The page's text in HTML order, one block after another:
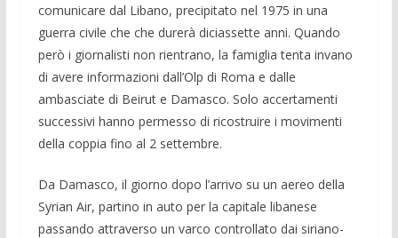
comunicare dal Libano, precipitato nel 1975 in una
guerra civile che che durerà diciassette anni. Quando
però i giornalisti non rientrano, la famiglia tenta invano
di avere informazioni dall’Olp di Roma e dalle
ambasciate di Beirut e Damasco. Solo accertamenti
successivi hanno permesso di ricostruire i movimenti
della coppia fino al 2 settembre.
Da Damasco, il giorno dopo l’arrivo su un aereo della
Syrian Air, partino in auto per la capitale libanese
passando attraverso un varco controllato dai siriano-